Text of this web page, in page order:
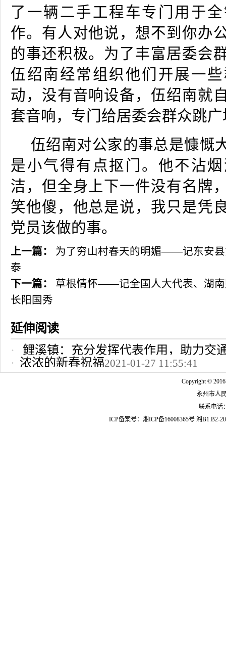
了一辆二手工程车专门用于
作。有人对他说，想不到你办
的事还积极。为了丰富居委会
伍绍南经常组织他们开展一
动，没有音响设备，伍绍南就
套音响，专门给居委会群众跳
伍绍南对公家的事总是慷慨
是小气得有点抠门。他不沾
洁，但全身上下一件没有名牌
笑他傻，他总是说，我只是凭
党员该做的事。
上一篇：
为了穷山村春天的明媚——记东安县
泰
下一篇：
草根情怀——记全国人大代表、湖南
长阳国秀
延伸阅读
鲤溪镇：充分发挥代表作用，助力交
2022-10-24 12:09:37
浓浓的新春祝福2021-01-27 11:55:41
Copyright ©
永州市人
联系电话
ICP备案号： 湘ICP备16008365号 湘B1.B2-